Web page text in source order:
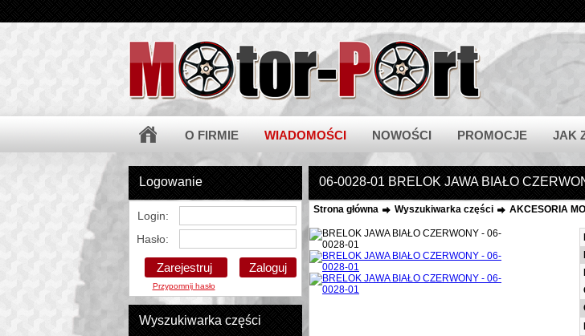
O FIRMIE WIADOMOŚCI NOWOŚCI PROMOCJE JAK
Logowanie
Login:
Hasło:
Zarejestruj
Przypomnij hasło
Wyszukiwarka części
06-0028-01 BRELOK JAWA BIAŁO
Strona główna Wyszukiwarka części AKCESORIA